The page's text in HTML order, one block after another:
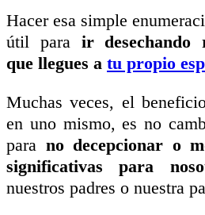
Hacer esa simple
útil para ir desechando
que llegues a tu propio
Muchas veces, el
en uno mismo, es no
para no decepcionar o
significativas para
nuestros padres o nuestra